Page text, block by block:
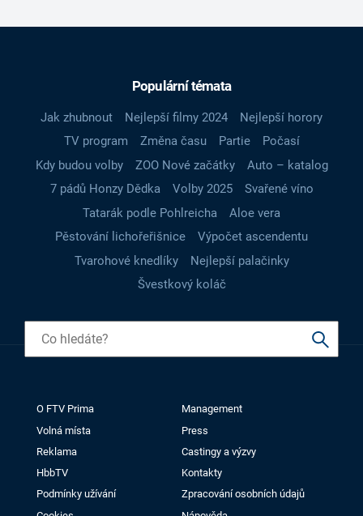
Populární témata
Jak zhubnout Nejlepší filmy 2024
Nejlepší horory
TV program
Změna času Partie
Počasí
Kdy budou volby
ZOO Nové začátky
Auto – katalog
7 pádů Honzy Dědka
Volby 2025
Svařené víno
Tatarák podle Pohlreicha
Aloe vera
Pěstování lichořeřišnice
Výpočet ascendentu
Tvarohové knedlíky
Nejlepší palačinky
Švestkový koláč
O FTV Prima
Management
Volná místa
Press
Reklama
Castingy a výzvy
HbbTV
Kontakty
Podmínky užívání
Zpracování osobních údajů